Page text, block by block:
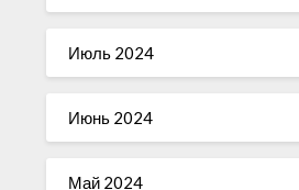
Июль 2024
Июнь 2024
Май 2024